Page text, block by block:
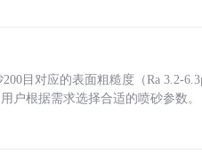
目对应的表面粗糙度（Ra 3.2-
户根据需求选择合适的喷砂参数。